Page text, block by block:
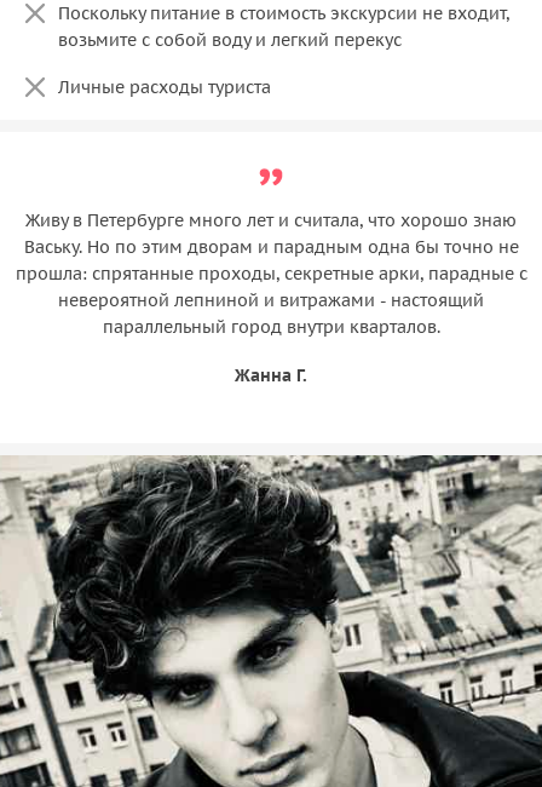
Поскольку питание в стоимость экскурсии не входит,
возьмите с собой воду и легкий перекус
Личные расходы туриста
Живу в Петербурге много лет и считала, что хорошо знаю
Ваську. Но по этим дворам и парадным одна бы точно не
прошла: спрятанные проходы, секретные арки, парадные с
невероятной лепниной и витражами - настоящий
параллельный город внутри кварталов.
Жанна Г.